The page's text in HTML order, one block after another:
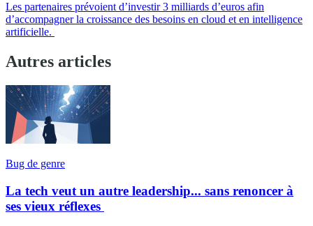
Les partenaires prévoient d’investir 3 milliards d’euros afin
d’accompagner la croissance des besoins en cloud et en intelligence
artificielle.
Autres articles
Bug de genre
La tech veut un autre leadership... sans renoncer à
ses vieux réflexes